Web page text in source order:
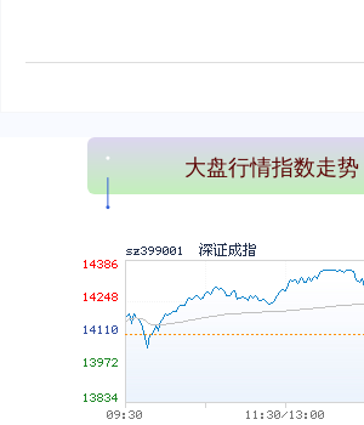
大盘行情指数走势
深证成指 14311.01 +200.89